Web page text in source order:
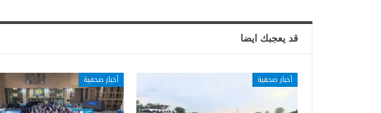
قد يعجبك ايضا
أخبار صحفية أخبار صحفية